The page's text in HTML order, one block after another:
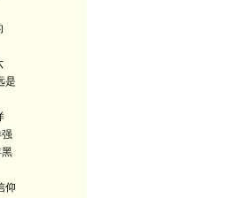
是
强
黑
仰